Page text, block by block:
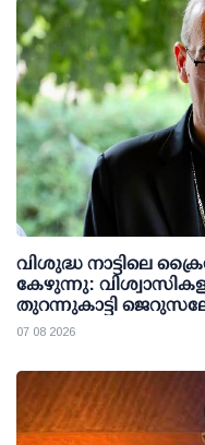
വിശുദ്ധ നാട്ടിലെ
കേഴുന്നു:
തുറന്നുകാട്ടി
07 08 2026